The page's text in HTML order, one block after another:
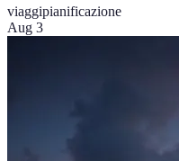
viaggipianificazione
Aug 3